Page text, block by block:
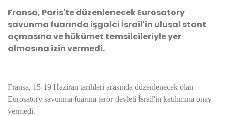
Fransa, Paris'te düzenlenecek Eurosatory
savunma fuarında işgalci İsrail'in ulusal stant
açmasına ve hükümet temsilcileriyle yer
almasına izin vermedi.
Fransa, 15-19 Haziran tarihleri arasında düzenlenecek olan
Eurosatory savunma fuarına terör devleti İsrail'in katılımına onay
vermedi.